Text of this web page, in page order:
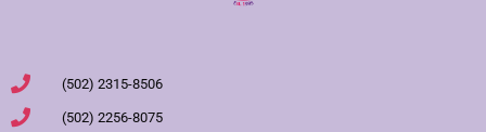
(502) 2315-8506
(502) 2256-8075